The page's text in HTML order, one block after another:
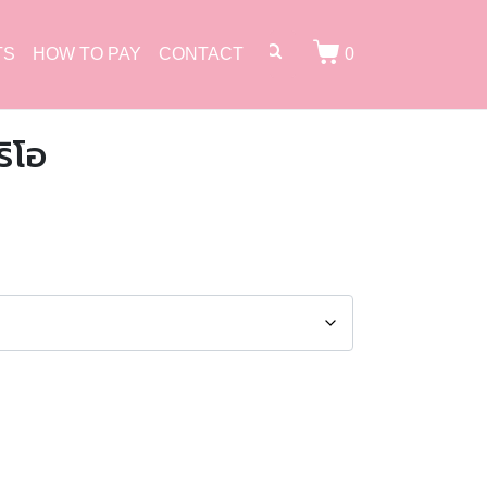
HOW TO PAY CONTACT 0
อ